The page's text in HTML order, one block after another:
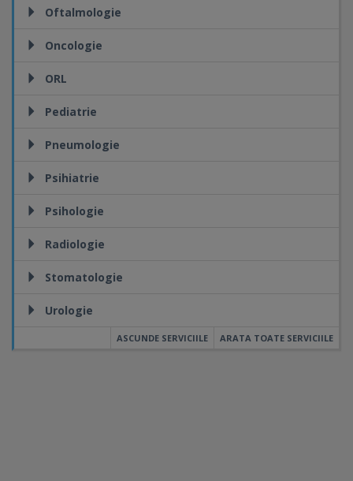
Oftalmologie
Oncologie
ORL
Pediatrie
Pneumologie
Psihiatrie
Psihologie
Radiologie
Stomatologie
Urologie
ARATA TOATE SERVICIILE
ASCUNDE SERVICIILE